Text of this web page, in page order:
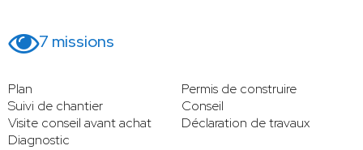
7 missions
Plan
Permis de construire
Suivi de chantier
Conseil
Visite conseil avant achat
Déclaration de travaux
Diagnostic